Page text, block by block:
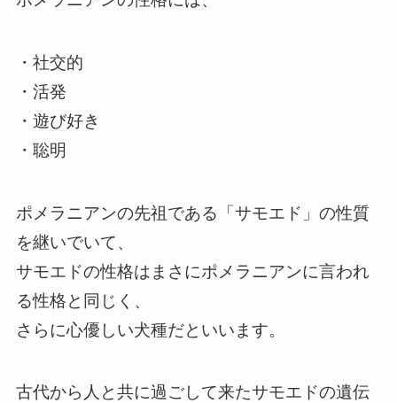
・社交的
・活発
・遊び好き
・聡明
ポメラニアンの先祖である「サモエド」の性質
を継いでいて、
サモエドの性格はまさにポメラニアンに言われ
る性格と同じく、
さらに心優しい犬種だといいます。
古代から人と共に過ごして来たサモエドの遺伝